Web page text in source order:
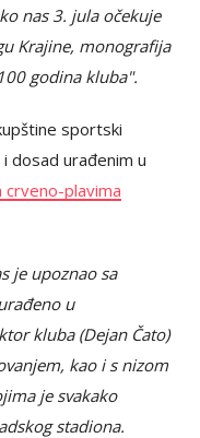
nas 3. jula očekuje
Krajine, monografija
godina kluba".
sportski
dosad urađenim u
crveno-plavima
je upoznao sa
u
kluba (Dejan Čato)
kao i s nizom
je svakako
stadiona.